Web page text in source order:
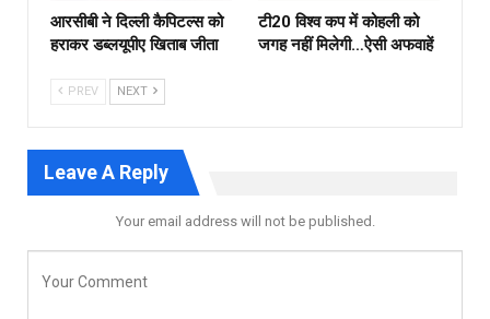
आरसीबी ने दिल्ली कैपिटल्स को
हराकर डब्लयूपीए खिताब जीता
टी20 विश्व कप में कोहली को
जगह नहीं मिलेगी…ऐसी अफवाहें
PREV NEXT
Leave A Reply
Your email address will not be published.